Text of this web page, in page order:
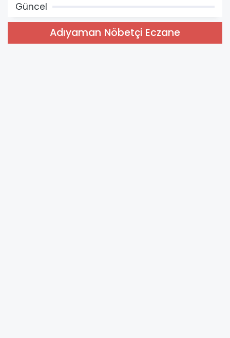
Güncel
Adıyaman Nöbetçi Eczane